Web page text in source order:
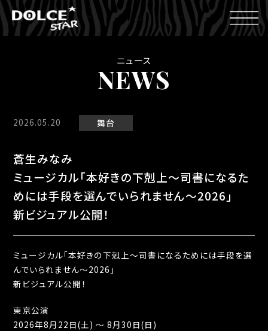
ニュース
NEWS
2026.05.20 舞台
蒼生みなみ
ミュージカル「本好きの下剋上〜司書になるた
めには手段を選んでいられません〜2026」
新ビジュアル公開！
ミュージカル「本好きの下剋上〜司書になるためには手段を選
んでいられません〜2026」
新ビジュアル公開！
東京公演
2026年8月22日(⼟) 〜 8月30日(⽇)